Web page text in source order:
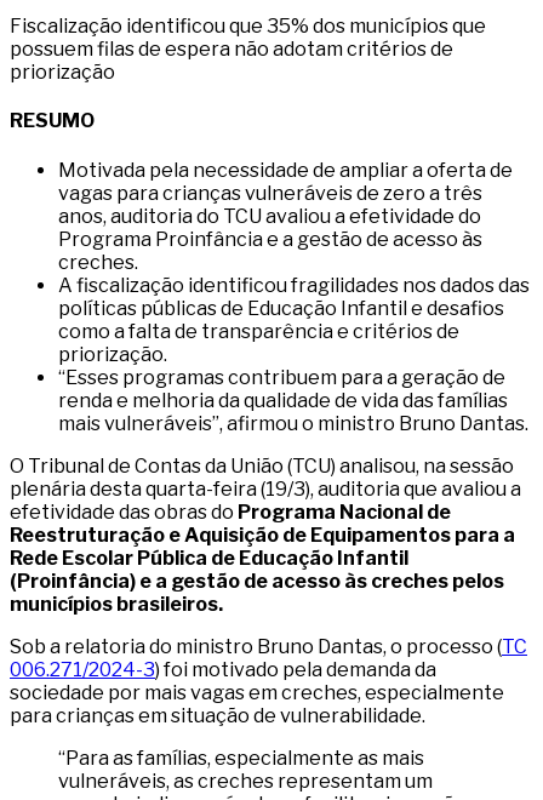
Fiscalização identificou que 35% dos municípios que
possuem filas de espera não adotam critérios de
priorização
RESUMO
Motivada pela necessidade de ampliar a oferta de
vagas para crianças vulneráveis de zero a três
anos, auditoria do TCU avaliou a efetividade do
Programa Proinfância e a gestão de acesso às
creches.
A fiscalização identificou fragilidades nos dados das
políticas públicas de Educação Infantil e desafios
como a falta de transparência e critérios de
priorização.
“Esses programas contribuem para a geração de
renda e melhoria da qualidade de vida das famílias
mais vulneráveis”, afirmou o ministro Bruno Dantas.
O Tribunal de Contas da União (TCU) analisou, na sessão
plenária desta quarta-feira (19/3), auditoria que avaliou a
efetividade das obras do Programa Nacional de
Reestruturação e Aquisição de Equipamentos para a
Rede Escolar Pública de Educação Infantil
(Proinfância) e a gestão de acesso às creches pelos
municípios brasileiros.
Sob a relatoria do ministro Bruno Dantas, o processo (TC
006.271/2024-3) foi motivado pela demanda da
sociedade por mais vagas em creches, especialmente
para crianças em situação de vulnerabilidade.
“Para as famílias, especialmente as mais
vulneráveis, as creches representam um